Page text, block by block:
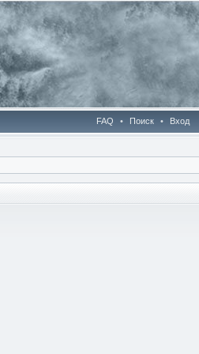
FAQ • Поиск • Вход